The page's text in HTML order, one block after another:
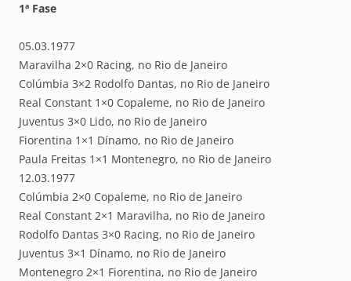
1ª Fase
05.03.1977
Maravilha 2×0 Racing, no Rio de Janeiro
Colúmbia 3×2 Rodolfo Dantas, no Rio de Janeiro
Real Constant 1×0 Copaleme, no Rio de Janeiro
Juventus 3×0 Lido, no Rio de Janeiro
Fiorentina 1×1 Dínamo, no Rio de Janeiro
Paula Freitas 1×1 Montenegro, no Rio de Janeiro
12.03.1977
Colúmbia 2×0 Copaleme, no Rio de Janeiro
Real Constant 2×1 Maravilha, no Rio de Janeiro
Rodolfo Dantas 3×0 Racing, no Rio de Janeiro
Juventus 3×1 Dínamo, no Rio de Janeiro
Montenegro 2×1 Fiorentina, no Rio de Janeiro